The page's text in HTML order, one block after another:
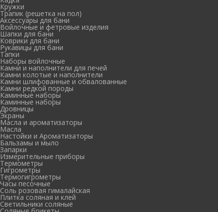
Кружки
Трапик (решетка на пол)
Аксессуары для бани
Войлочные и фетровые изделия
Шапки для бани
Коврики для бани
Рукавицы для бани
Тапки
Наборы войлочные
Камни и наполнители для печей
Камни колотые и наполнители
Камни шлифованные и обвалованные
Камни редкой породы
Каминные наборы
Каминные наборы
Дровницы
Экраны
Масла и ароматизаторы
Масла
Настойки и Ароматизаторы
Бальзамы и мыло
Запарки
Измерительные приборы
Термометры
Гигрометры
Термогигрометры
Часы песочные
Соль розовая гималайская
Плитка соляная и клей
Светильники соляные